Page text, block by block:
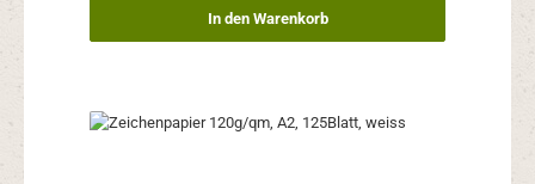
In den Warenkorb